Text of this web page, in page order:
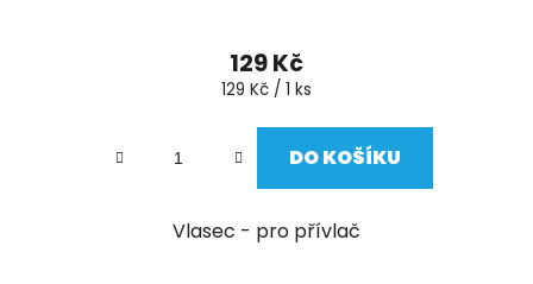
129 Kč
Měrná
129 Kč / 1 ks
DO KOŠÍKU
Vlasec - pro přívlač